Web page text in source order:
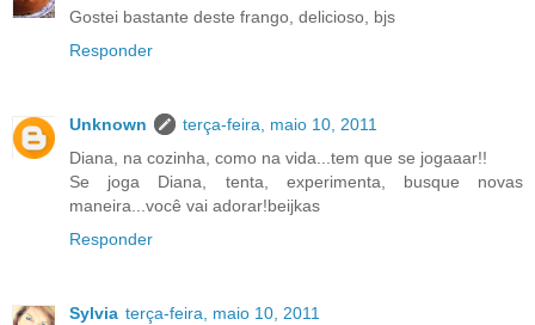
Gostei bastante deste frango, delicioso, bjs
Responder
Unknown
terça-feira, maio 10, 2011
Diana, na cozinha, como na vida...tem que se jogaaar!!
Se joga Diana, tenta, experimenta, busque novas
maneira...você vai adorar!beijkas
Responder
Sylvia terça-feira, maio 10, 2011